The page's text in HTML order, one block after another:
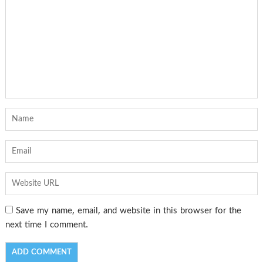
Save my name, email, and website in this browser for the
next time I comment.